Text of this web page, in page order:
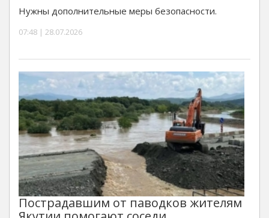
Нужны дополнительные меры безопасности.
07:48 | 28.07.2026
Пострадавшим от паводков жителям